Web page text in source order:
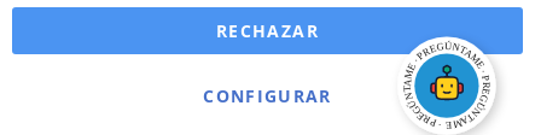
CONFIGURAR
RECHAZAR